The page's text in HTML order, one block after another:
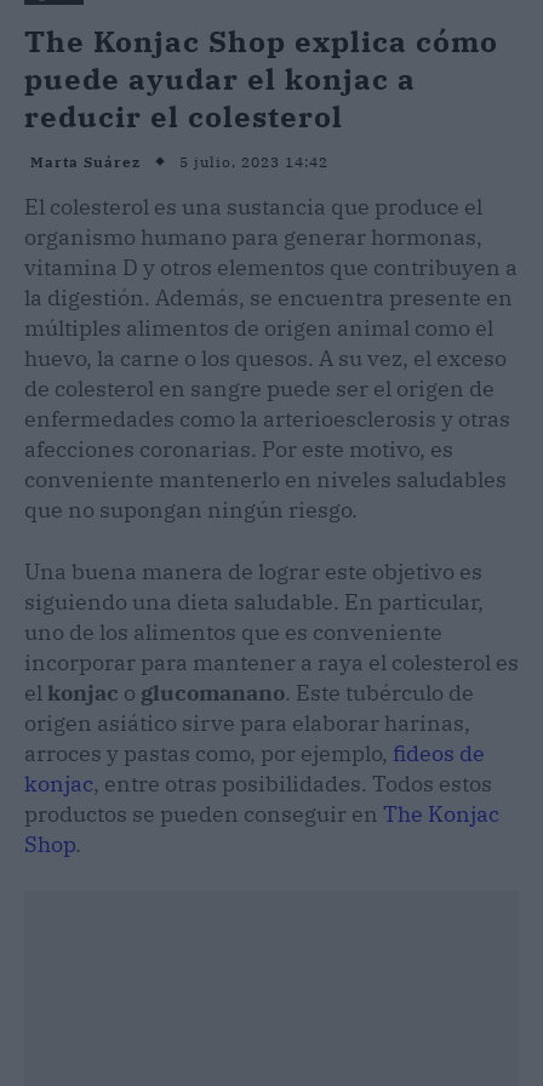
The Konjac Shop explica cómo
puede ayudar el konjac a
reducir el colesterol
Marta Suárez 5 julio, 2023 14:42
El colesterol es una sustancia que produce el
organismo humano para generar hormonas,
vitamina D y otros elementos que contribuyen a
la digestión. Además, se encuentra presente en
múltiples alimentos de origen animal como el
huevo, la carne o los quesos. A su vez, el exceso
de colesterol en sangre puede ser el origen de
enfermedades como la arterioesclerosis y otras
afecciones coronarias. Por este motivo, es
conveniente mantenerlo en niveles saludables
que no supongan ningún riesgo.
Una buena manera de lograr este objetivo es
siguiendo una dieta saludable. En particular,
uno de los alimentos que es conveniente
incorporar para mantener a raya el colesterol es
elkonjac o glucomanano. Este tubérculo de
origen asiático sirve para elaborar harinas,
arroces y pastas como, por ejemplo, fideos de
konjac, entre otras posibilidades. Todos estos
productos se pueden conseguir en The Konjac
Shop.